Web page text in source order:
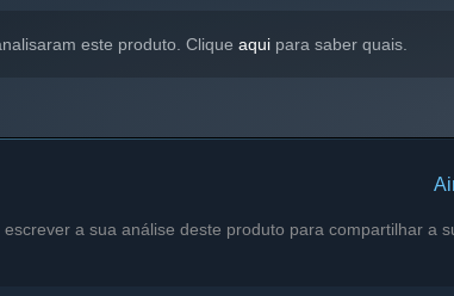
este produto. Clique aqui para saber quais.
escrever a sua análise deste produto para compartilhar a